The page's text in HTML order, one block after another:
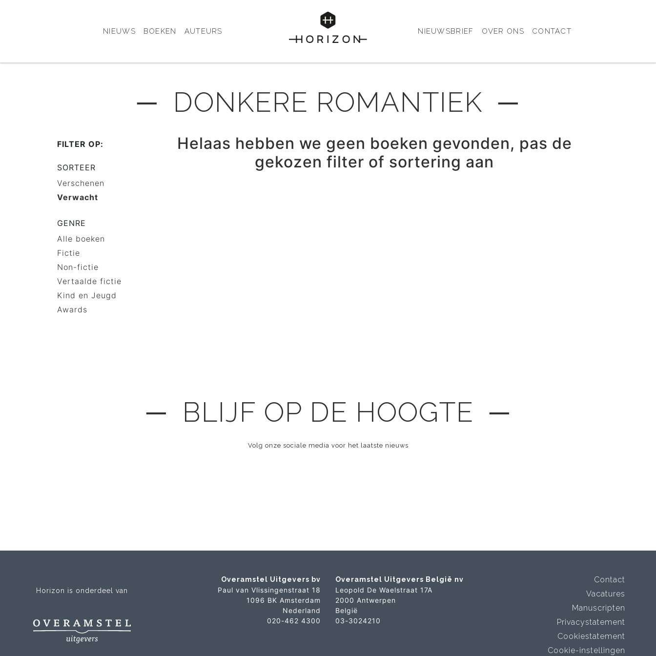
NIEUWS BOEKEN AUTEURS NIEUWSBRIEF OVER ONS CONTACT
─ DONKERE ROMANTIEK ─
FILTER OP:
SORTEER
Verschenen
Verwacht
GENRE
Alle boeken
Fictie
Non-fictie
Vertaalde fictie
Kind en Jeugd
Awards
Helaas hebben we geen boeken gevonden, pas de
gekozen filter of sortering aan
─ BLIJF OP DE HOOGTE ─
Volg onze sociale media voor het laatste nieuws
Horizon is onderdeel van
Overamstel Uitgevers bv
Paul van Vlissingenstraat 18
1096 BK Amsterdam
Nederland
020-462 4300
Overamstel Uitgevers België nv
Leopold De Waelstraat 17A
2000 Antwerpen
België
03-3024210
Contact
Vacatures
Manuscripten
Privacystatement
Cookiestatement
Cookie-instellingen